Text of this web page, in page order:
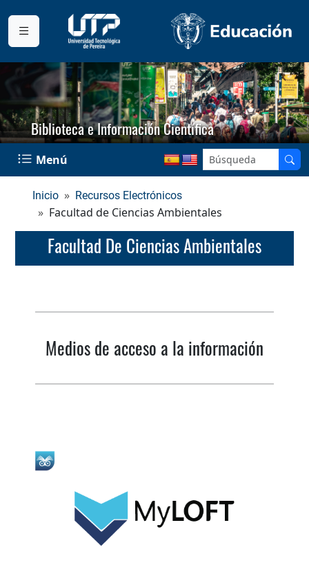
Biblioteca e Información Científica
Menú
Inicio Recursos Electrónicos
Facultad de Ciencias Ambientales
Facultad De Ciencias Ambientales
Medios de acceso a la información